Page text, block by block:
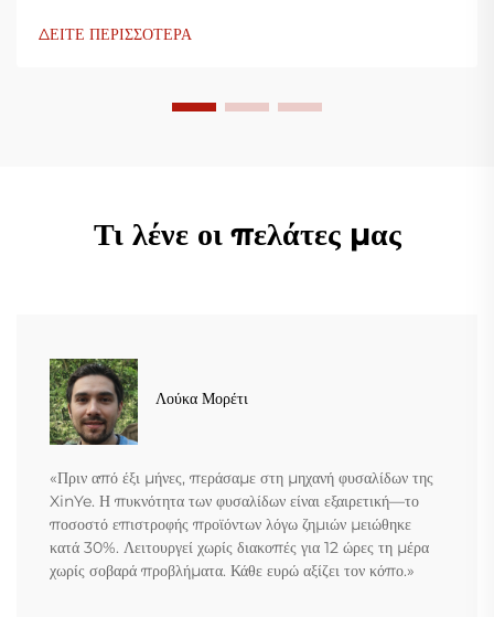
ΔΕΙΤΕ ΠΕΡΙΣΣΟΤΕΡΑ
Τι λένε οι πελάτες μας
Λούκα Μορέτι
«Πριν από έξι μήνες, περάσαμε στη μηχανή φυσαλίδων της
XinYe. Η πυκνότητα των φυσαλίδων είναι εξαιρετική—το
ποσοστό επιστροφής προϊόντων λόγω ζημιών μειώθηκε
κατά 30%. Λειτουργεί χωρίς διακοπές για 12 ώρες τη μέρα
χωρίς σοβαρά προβλήματα. Κάθε ευρώ αξίζει τον κόπο.»